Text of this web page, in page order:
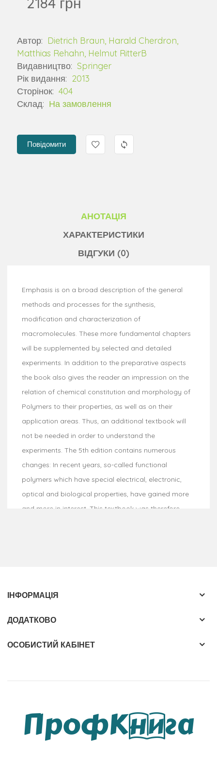
Автор: Dietrich Braun, Harald Cherdron,
Matthias Rehahn, Helmut RitterB
Видавництво: Springer
Рік видання: 2013
Сторінок: 404
Склад: На замовлення
Повідомити
АНОТАЦІЯ
ХАРАКТЕРИСТИКИ
ВІДГУКИ (0)
Emphasis is on a broad description of the general
methods and processes for the synthesis,
modification and characterization of
macromolecules. These more fundamental chapters
will be supplemented by selected and detailed
experiments. In addition to the preparative aspects
the book also gives the reader an impression on the
relation of chemical constitution and morphology of
Polymers to their properties, as well as on their
application areas. Thus, an additional textbook will
not be needed in order to understand the
experiments. The 5th edition contains numerous
changes: In recent years, so-called functional
polymers which have special electrical, electronic,
optical and biological properties, have gained more
and more in interest. This textbook was therefore
macromolecules. Основна увага приділяється
синтезу й модифікації макромолекул. Ці
фундаментальні розділи доповнені детальними
про зв'язок хімічного складу і морфології полімерів з
5-е видання містить численні зміни: останніми
роками, так звані функціональні полімери, які мають
спеціальні електричні, електронні, оптичні та біологічні
ІНФОРМАЦІЯ
ДОДАТКОВО
ОСОБИСТИЙ КАБІНЕТ